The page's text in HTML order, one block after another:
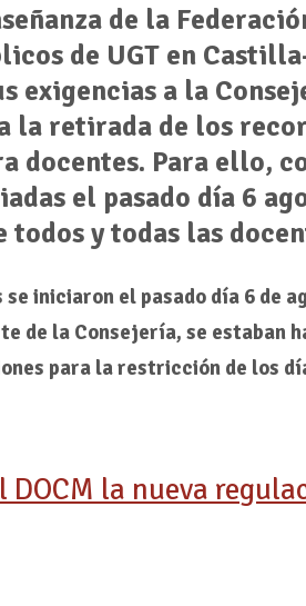
de la
de UGT en
exigencias a la
la retirada de los
docentes. Para ello,
el pasado día 6
todos y todas las
iniciaron el pasado día 6 de
de la Consejería, se estaban
para la restricción de los
DOCM la nueva